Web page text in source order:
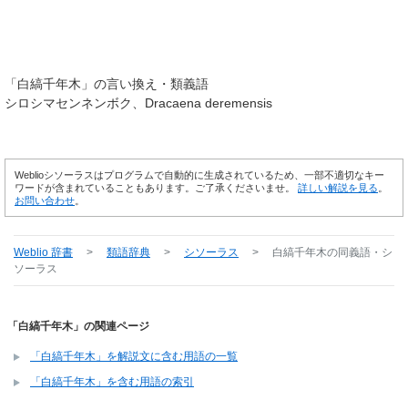
「白縞千年木 」の言い換え・類義語
シロシマセンネンボク
Dracaena deremensis
Weblioシソーラスはプログラムで自動的に生成されているため、一部不適切なキー
ワードが含まれていることもあります。ご了承くださいませ。 詳しい解説を見る
お問い合わせ
Weblio 辞書 > 類語辞典 > シソーラス > 白縞千年木の同義語・シ
ソーラス
「白縞千年木」の関連ページ
「白縞千年木」を解説文に含む用語の一覧
「白縞千年木」を含む用語の索引